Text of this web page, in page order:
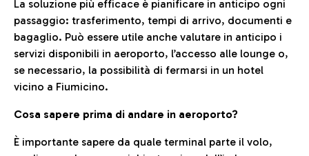
La soluzione più efficace è pianificare in anticipo ogni
passaggio: trasferimento, tempi di arrivo, documenti e
bagaglio. Può essere utile anche valutare in anticipo i
servizi disponibili in aeroporto, l’accesso alle lounge o,
se necessario, la possibilità di fermarsi in un hotel
vicino a Fiumicino.
Cosa sapere prima di andare in aeroporto?
È importante sapere da quale terminal parte il volo,